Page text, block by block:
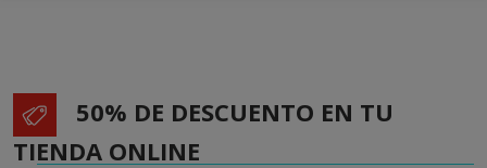
50% DE DESCUENTO EN TU
TIENDA ONLINE